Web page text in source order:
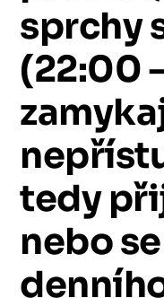
sprchy
(22:00
tedy
nebose